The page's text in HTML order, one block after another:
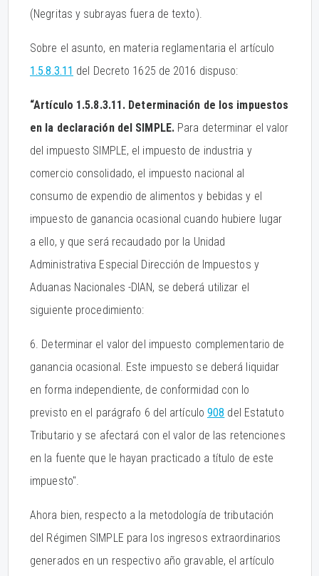
(Negritas y subrayas fuera de texto).
Sobre el asunto, en materia reglamentaria el artículo
1.5.8.3.11 del Decreto 1625 de 2016 dispuso:
“Artículo 1.5.8.3.11. Determinación de los impuestos
en la declaración del SIMPLE.Para determinar el valor
del impuesto SIMPLE, el impuesto de industria y
comercio consolidado, el impuesto nacional al
consumo de expendio de alimentos y bebidas y el
impuesto de ganancia ocasional cuando hubiere lugar
a ello, y que será recaudado por la Unidad
Administrativa Especial Dirección de Impuestos y
Aduanas Nacionales -DIAN, se deberá utilizar el
siguiente procedimiento:
6. Determinar el valor del impuesto complementario de
ganancia ocasional. Este impuesto se deberá liquidar
en forma independiente, de conformidad con lo
previsto en el parágrafo 6 del artículo908 del Estatuto
Tributario y se afectará con el valor de las retenciones
en la fuente que le hayan practicado a título de este
impuesto".
Ahora bien, respecto a la metodología de tributación
del Régimen SIMPLE para los ingresos extraordinarios
generados en un respectivo año gravable, el artículo